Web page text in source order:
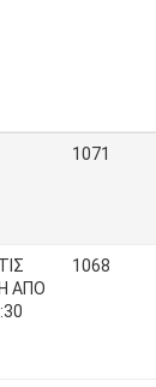
1071
ΑΠΟ
1068